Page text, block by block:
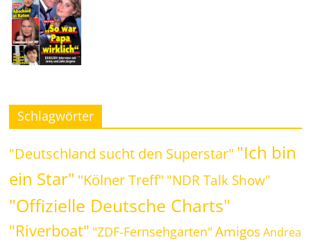
Schlagwörter
"Deutschland sucht den Superstar" "Ich bin
ein Star" "Kölner Treff" "NDR Talk Show"
"Offizielle Deutsche Charts"
"Riverboat" "ZDF-Fernsehgarten" Amigos Andrea